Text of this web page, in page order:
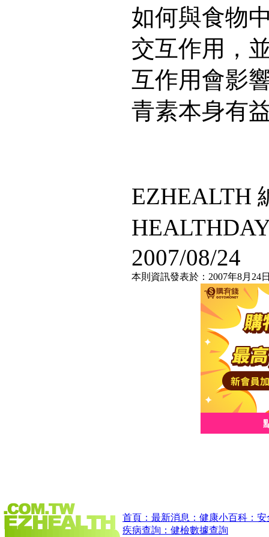
如何與食物
交互作用，
互作用會影
青素本身有
EZHEALTH
2007/08/24
本則資訊發表於：2007年8月24
首頁： 最新消息： 健康小百科： 安
疾病查詢： 健檢數據查詢